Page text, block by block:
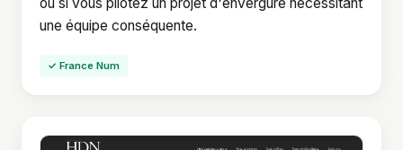
ou si vous pilotez un projet d'envergure nécessitant
une équipe conséquente.
✓ France Num